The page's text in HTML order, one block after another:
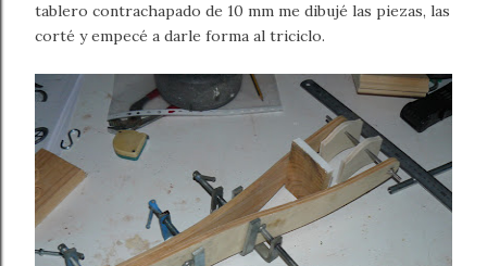
tablero contrachapado de 10 mm me dibujé las piezas, las
corté y empecé a darle forma al triciclo.